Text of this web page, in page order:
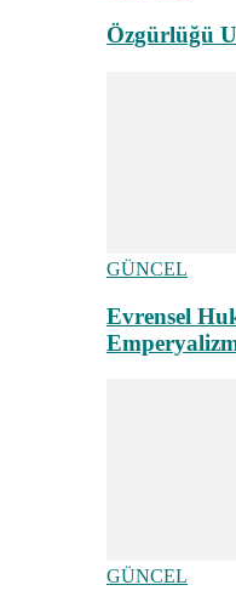
Özgürlüğü
GÜNCEL
Evrensel
GÜNCEL